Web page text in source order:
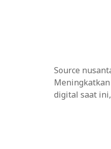
Source
digital saat